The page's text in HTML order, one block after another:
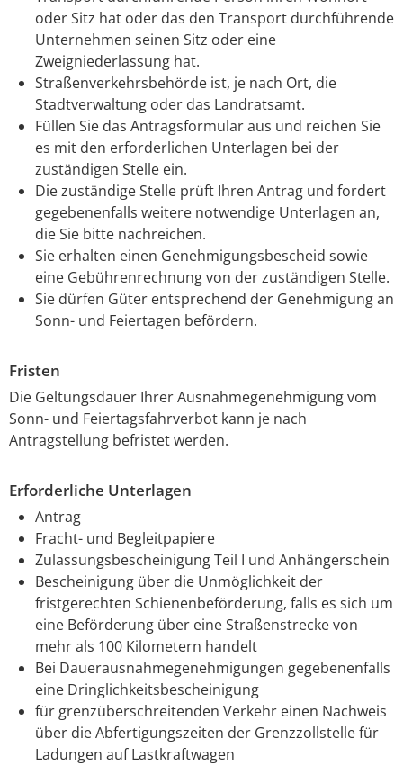
oder Sitz hat oder das den Transport durchführende
Unternehmen seinen Sitz oder eine
Zweigniederlassung hat.
Straßenverkehrsbehörde ist, je nach Ort, die
Stadtverwaltung oder das Landratsamt.
Füllen Sie das Antragsformular aus und reichen Sie
es mit den erforderlichen Unterlagen bei der
zuständigen Stelle ein.
Die zuständige Stelle prüft Ihren Antrag und fordert
gegebenenfalls weitere notwendige Unterlagen an,
die Sie bitte nachreichen.
Sie erhalten einen Genehmigungsbescheid sowie
eine Gebührenrechnung von der zuständigen Stelle.
Sie dürfen Güter entsprechend der Genehmigung an
Sonn- und Feiertagen befördern.
Fristen
Die Geltungsdauer Ihrer Ausnahmegenehmigung vom
Sonn- und Feiertagsfahrverbot kann je nach
Antragstellung befristet werden.
Erforderliche Unterlagen
Antrag
Fracht- und Begleitpapiere
Zulassungsbescheinigung Teil I und Anhängerschein
Bescheinigung über die Unmöglichkeit der
fristgerechten Schienenbeförderung, falls es sich um
eine Beförderung über eine Straßenstrecke von
mehr als 100 Kilometern handelt
Bei Dauerausnahmegenehmigungen gegebenenfalls
eine Dringlichkeitsbescheinigung
für grenzüberschreitenden Verkehr einen Nachweis
über die Abfertigungszeiten der Grenzzollstelle für
Ladungen auf Lastkraftwagen